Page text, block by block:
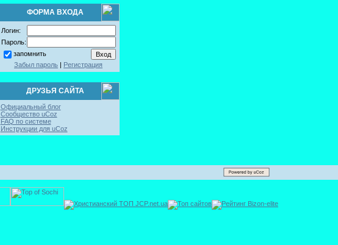
ФОРМА ВХОДА
Логин:
Пароль:
запомнить
Забыл пароль | Регистрация
ДРУЗЬЯ САЙТА
Официальный блог
Сообщество uCoz
FAQ по системе
Инструкции для uCoz